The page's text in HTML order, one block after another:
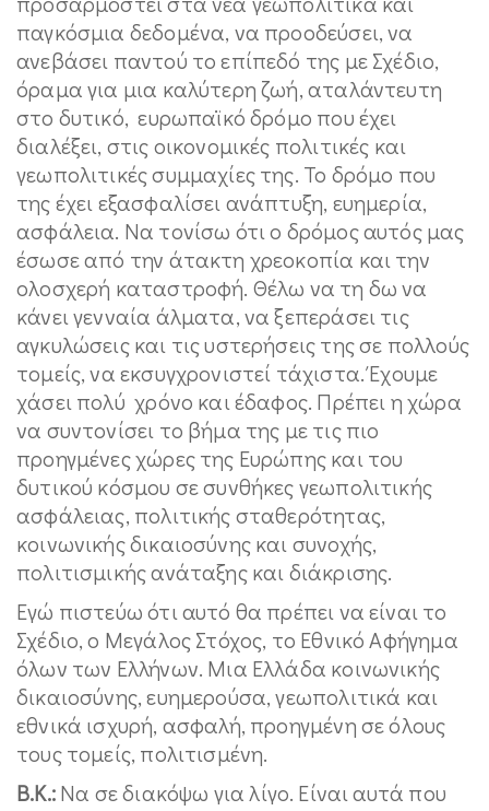
παγκόσμια δεδομένα, να προοδεύσει, να
ανεβάσει παντού το επίπεδό της με Σχέδιο,
όραμα για μια καλύτερη ζωή, αταλάντευτη
στο δυτικό, ευρωπαϊκό δρόμο που έχει
διαλέξει, στις οικονομικές πολιτικές και
γεωπολιτικές συμμαχίες της. Το δρόμο που
της έχει εξασφαλίσει ανάπτυξη, ευημερία,
ασφάλεια. Να τονίσω ότι ο δρόμος αυτός μας
έσωσε από την άτακτη χρεοκοπία και την
ολοσχερή καταστροφή. Θέλω να τη δω να
κάνει γενναία άλματα, να ξεπεράσει τις
αγκυλώσεις και τις υστερήσεις της σε πολλούς
τομείς, να εκσυγχρονιστεί τάχιστα. Έχουμε
χάσει πολύ χρόνο και έδαφος. Πρέπει η χώρα
να συντονίσει το βήμα της με τις πιο
προηγμένες χώρες της Ευρώπης και του
δυτικού κόσμου σε συνθήκες γεωπολιτικής
ασφάλειας, πολιτικής σταθερότητας,
κοινωνικής δικαιοσύνης και συνοχής,
πολιτισμικής ανάταξης και διάκρισης.
Εγώ πιστεύω ότι αυτό θα πρέπει να είναι το
Σχέδιο, ο Μεγάλος Στόχος, το Εθνικό Αφήγημα
όλων των Ελλήνων. Μια Ελλάδα κοινωνικής
δικαιοσύνης, ευημερούσα, γεωπολιτικά και
εθνικά ισχυρή, ασφαλή, προηγμένη σε όλους
τους τομείς, πολιτισμένη.
Β.Κ.:Να σε διακόψω για λίγο. Είναι αυτά που